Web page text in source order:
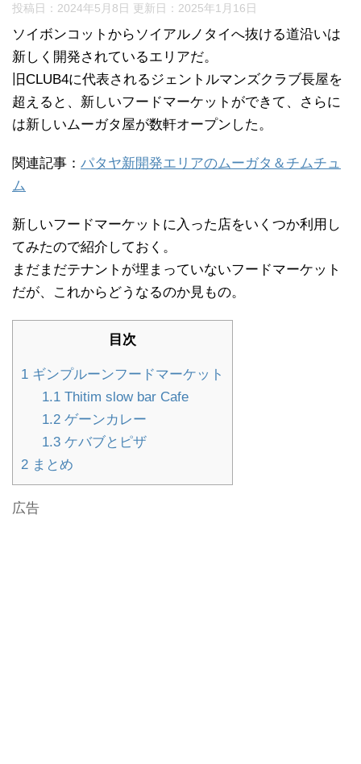
投稿日：2024年5月8日 更新日： 2025年1月16日
ソイボンコットからソイアルノタイへ抜ける道沿いは
新しく開発されているエリアだ。
旧CLUB4に代表されるジェントルマンズクラブ長屋を
超えると、新しいフードマーケットができて、さらに
は新しいムーガタ屋が数軒オープンした。
関連記事： パタヤ新開発エリアのムーガタ＆チムチュ
ム
新しいフードマーケットに入った店をいくつか利用し
てみたので紹介しておく。
まだまだテナントが埋まっていないフードマーケット
だが、これからどうなるのか見もの。
目次
1 ギンプルーンフードマーケット
1.1Thitim slow bar Cafe
1.2ゲーンカレー
1.3ケバブとピザ
2 まとめ
広告